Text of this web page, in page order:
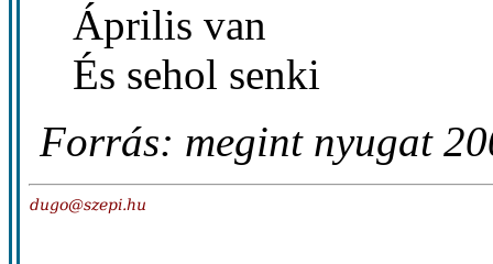
Április van
És sehol senki
Forrás: megint nyugat